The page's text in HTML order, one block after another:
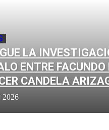
LA
ENTRE
CANDELA
2026